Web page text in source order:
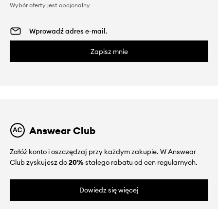
Wybór oferty jest opcjonalny
Zapisz mnie
Answear Club
Załóż konto i oszczędzaj przy każdym zakupie. W Answear
Club zyskujesz do20%stałego rabatu od cen regularnych.
Dowiedz się więcej